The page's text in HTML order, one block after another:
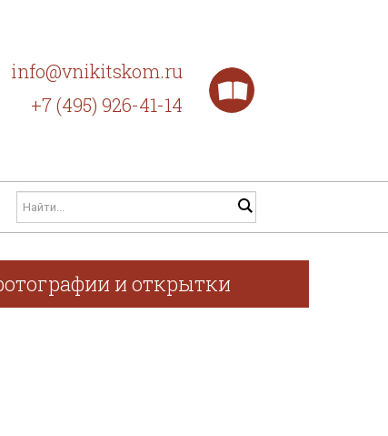
info@vnikitskom.ru
+7 (495) 926-41-14
и открытки